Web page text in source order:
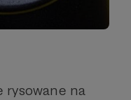
rysowane na